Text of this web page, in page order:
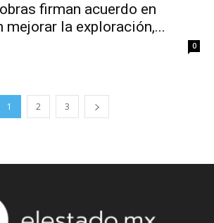
firman acuerdo en
mejorar la exploración,...
0
1 2 3